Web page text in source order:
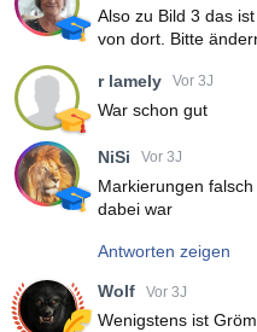
Also zu Bild 3 das
von dort. Bitte
r lamely Vor 3J
War schon gut
NiSi Vor 3J
Markierungen
dabei war
Antworten zeigen
Wolf Vor 3J
Wenigstens ist